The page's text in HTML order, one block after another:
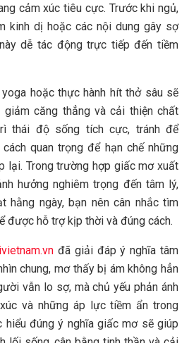
cảm xúc tiêu cực. Trước khi ngủ,
kinh dị hoặc các nội dung gây sợ
dễ tác động trực tiếp đến tiềm
hoặc thực hành hít thở sâu sẽ
căng thẳng và cải thiện chất
thái độ sống tích cực, tránh để
quan trọng để hạn chế những
lại. Trong trường hợp giấc mơ xuất
hưởng nghiêm trọng đến tâm lý,
hằng ngày, bạn nên cân nhắc tìm
được hỗ trợ kịp thời và đúng cách.
đã giải đáp ý nghĩa tâm
chung, mơ thấy bị ám không hẳn
vẫn lo sợ, mà chủ yếu phản ánh
và những áp lực tiềm ẩn trong
hiểu đúng ý nghĩa giấc mơ sẽ giúp